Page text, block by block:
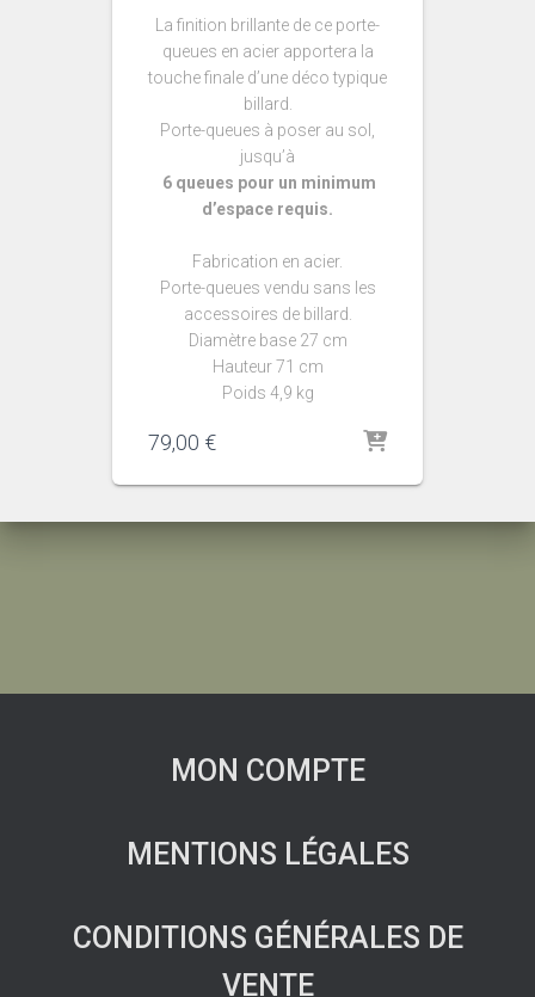
La finition brillante de ce porte-
queues en acier apportera la
touche finale d’une déco typique
billard.
Porte-queues à poser au sol,
jusqu’à
6 queues pour un minimum
d’espace requis.
Fabrication en acier.
Porte-queues vendu sans les
accessoires de billard.
Diamètre base 27 cm
Hauteur 71 cm
Poids 4,9 kg
79,00 €
MON COMPTE
MENTIONS LÉGALES
CONDITIONS GÉNÉRALES DE
VENTE